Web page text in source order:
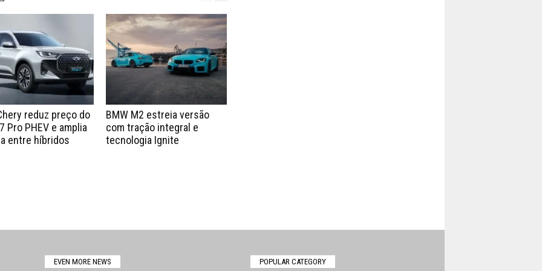
reduz preço do
Pro PHEV e amplia
entre híbridos
BMW M2 estreia versão
com tração integral e
tecnologia Ignite
EVEN MORE NEWS POPULAR CATEGORY